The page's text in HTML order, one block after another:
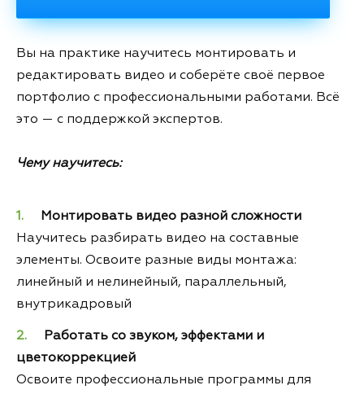
Вы на практике научитесь монтировать и
редактировать видео и соберёте своё первое
портфолио с профессиональными работами. Всё
это — с поддержкой экспертов.
Чему научитесь:
Монтировать видео разной сложности
Научитесь разбирать видео на составные
элементы. Освоите разные виды монтажа:
линейный и нелинейный, параллельный,
внутрикадровый
Работать со звуком, эффектами и
цветокоррекцией
Освоите профессиональные программы для